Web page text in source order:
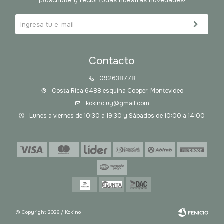
Contacto
092638778
Costa Rica 6488 esquina Cooper, Montevideo
kokino.uy@gmail.com
Lunes a viernes de 10:30 a 19:30 y Sábados de 10:00 a 14:00
© Copyright 2026 / Kokino